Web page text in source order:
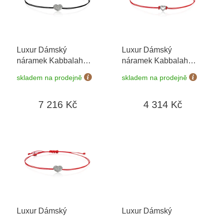
Luxur Dámský
náramek Kabbalah
možnost výměny do 90
skladem na prodejně
7 216 Kč
Luxur Dámský
náramek Kabbalah
možnost výměny do 90
skladem na prodejně
4 314 Kč
Luxur Dámský
Luxur Dámský